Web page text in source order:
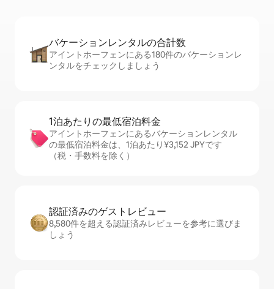
バケーションレ⁠ン⁠タ⁠ル⁠の合⁠計⁠数
アイントホーフェンにある180件のバケーションレ
ンタルをチェックしましょう
1泊あたりの最⁠低⁠宿⁠泊⁠料⁠金
アイントホーフェンにあるバケーションレンタル
の最低宿泊料金は、1泊あたり¥3,152 JPYです
（税・手数料を除く）
認証済みのゲ⁠ス⁠ト⁠レ⁠ビ⁠ュ⁠ー
8,580件を超える認証済みレビューを参考に選びま
しょう